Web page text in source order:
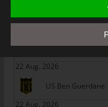
ES Métlaoui
22 Aug. 2026
US Ben Guerdane
22 Aug. 2026
beziehen, zu bewerten,
Arbeitsleistung,
Vorlieben, Interessen,
vorherzusagen.
f)
Pseudonymisierung ist